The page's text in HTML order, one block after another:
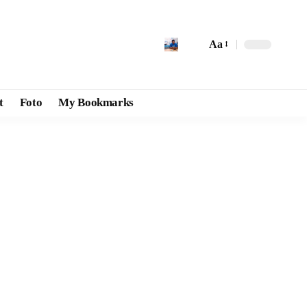
Aa
Foto My Bookmarks